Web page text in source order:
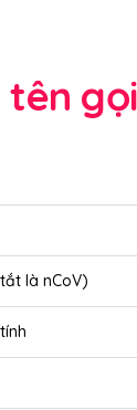
tên
là nCoV)